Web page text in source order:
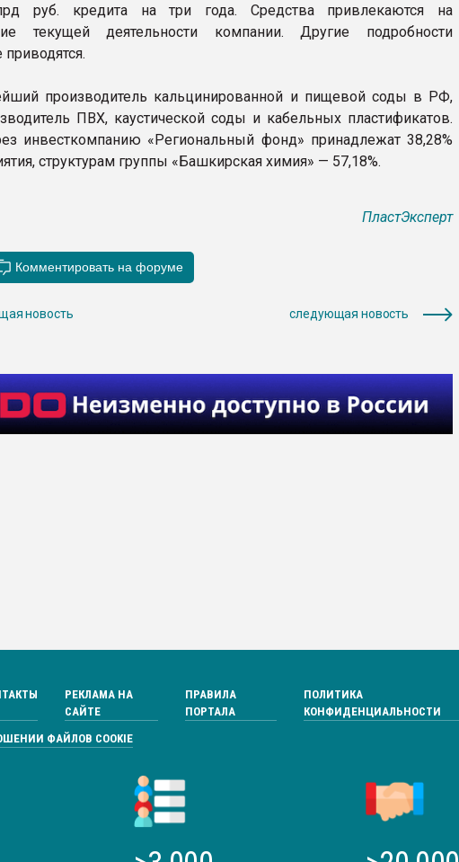
руб. кредита на три года. Средства привлекаются на
текущей деятельности компании. Другие подробности
производитель кальцинированной и пищевой соды в РФ,
ПВХ, каустической соды и кабельных пластификатов.
инвесткомпанию «Региональный фонд» принадлежат 38,28%
структурам группы «Башкирская химия» — 57,18%.
ПластЭксперт
новость следующая новость
РЕКЛАМА НА
САЙТЕ
ПРАВИЛА
ПОРТАЛА
ПОЛИТИКА
КОНФИДЕНЦИАЛЬНОСТИ
ФАЙЛОВ COOKIE